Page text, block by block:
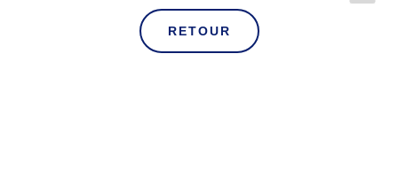
RETOUR